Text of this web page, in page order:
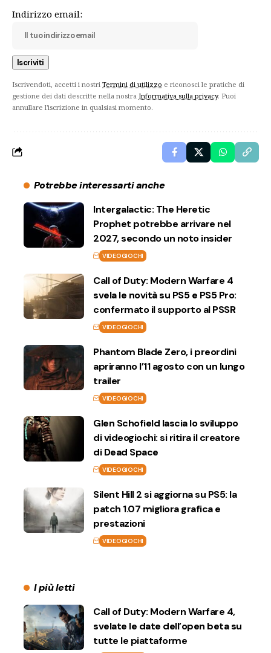
Indirizzo email:
Iscrivendoti, accetti i nostri Termini di utilizzo e riconosci le pratiche di
gestione dei dati descritte nella nostra Informativa sulla privacy. Puoi
annullare l'iscrizione in qualsiasi momento.
Potrebbe interessarti anche
Intergalactic: The Heretic
Prophet potrebbe arrivare nel
2027, secondo un noto insider
VIDEOGIOCHI
Call of Duty: Modern Warfare 4
svela le novità su PS5 e PS5 Pro:
confermato il supporto al PSSR
VIDEOGIOCHI
Phantom Blade Zero, i preordini
apriranno l’11 agosto con un lungo
trailer
VIDEOGIOCHI
Glen Schofield lascia lo sviluppo
di videogiochi: si ritira il creatore
di Dead Space
VIDEOGIOCHI
Silent Hill 2 si aggiorna su PS5: la
patch 1.07 migliora grafica e
prestazioni
VIDEOGIOCHI
I più letti
Call of Duty: Modern Warfare 4,
svelate le date dell’open beta su
tutte le piattaforme